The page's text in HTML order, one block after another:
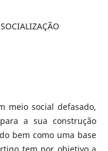
meio social defasado,
a sua construção
bem como uma base